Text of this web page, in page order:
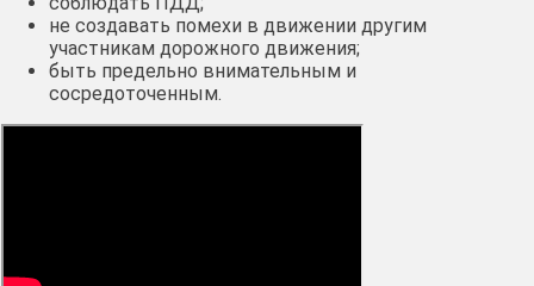
не создавать помехи в движении другим
участникам дорожного движения;
быть предельно внимательным и
сосредоточенным.